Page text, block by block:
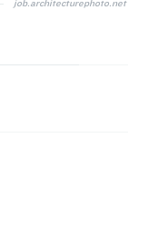
job.architecturephoto.net